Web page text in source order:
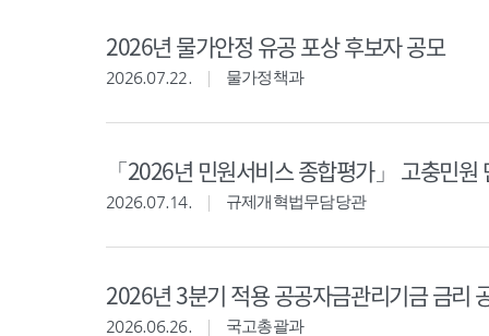
2026년 물가안정 유공 포상 후보자 공모
2026.07.22. 물가정책과
「2026년 민원서비스 종합평가」 고충민
2026.07.14. 규제개혁법무담당관
2026년 3분기 적용 공공자금관리기금 금리
2026.06.26. 국고총괄과